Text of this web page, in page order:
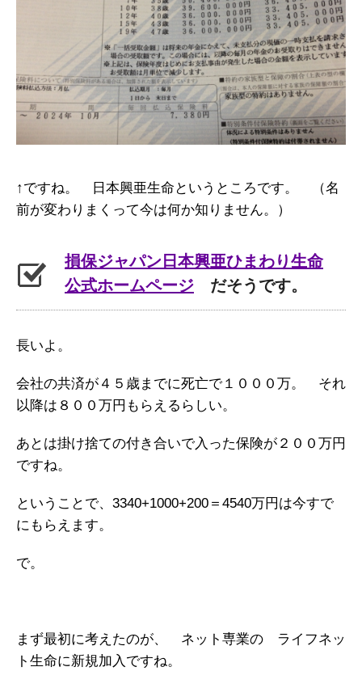
↑ですね。 日本興亜生命というところです。 （名
前が変わりまくって今は何か知りません。）
損保ジャパン日本興亜ひまわり生命
公式ホームページ だそうです。
長いよ。
会社の共済が４５歳までに死亡で１０００万。 それ
以降は８００万円もらえるらしい。
あとは掛け捨ての付き合いで入った保険が２００万円
ですね。
ということで、3340+1000+200＝4540万円は今すで
にもらえます。
で。
まず最初に考えたのが、 ネット専業の ライフネッ
ト生命に新規加入ですね。